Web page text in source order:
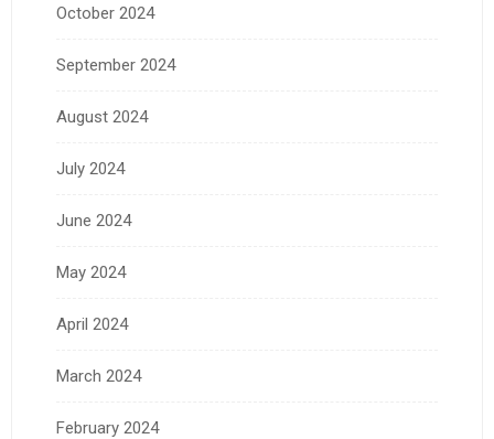
October 2024
September 2024
August 2024
July 2024
June 2024
May 2024
April 2024
March 2024
February 2024